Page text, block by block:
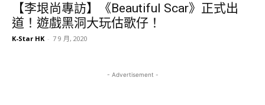
【李垠尚專訪】《Beautiful Scar》正式出
道！遊戲黑洞大玩估歌仔！
K-Star HK - 7 9 月, 2020
- Advertisement -